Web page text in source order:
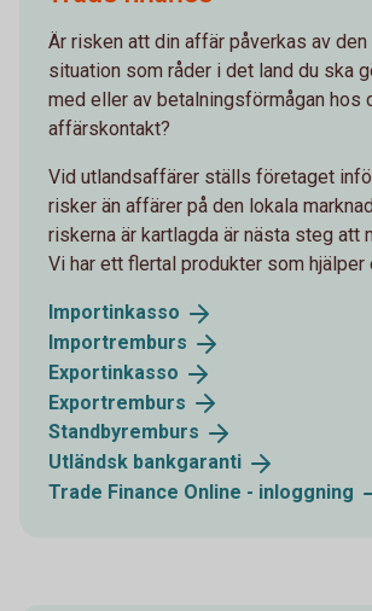
Är risken att din affär påverkas av
situation som råder i det land du ska
med eller av betalningsförmågan hos
affärskontakt?
Vid utlandsaffärer ställs företaget
risker än affärer på den lokala
riskerna är kartlagda är nästa steg att
Vi har ett flertal produkter som hjälper
Importinkasso
Importremburs
Exportinkasso
Exportremburs
Standbyremburs
Utländsk bankgaranti
Trade Finance Online - inloggning